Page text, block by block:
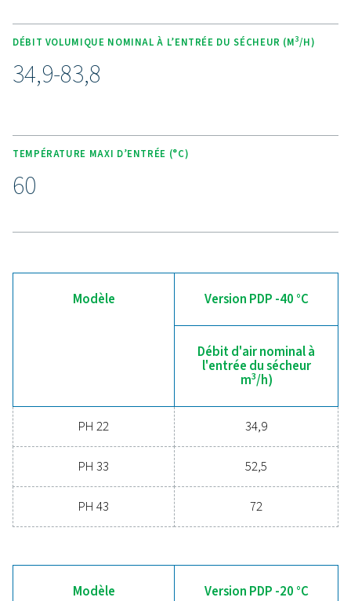
remplacement aisé des sacs. Le kit de montage mural
garantit une installation flexible.
Découvrez les avantages
supérieur ? Investir dans un sécheur de qualité
air propre et sec qui protège votre équipement,
et les économies d’énergie, un sécheur hautes
performances peut considérablement améliorer
opérations. Contactez-nous dès aujourd’hui et
comment la mise à niveau de votre solution de
l’air peut profiter à votre entreprise.
Contactez nos experts en traitement de
dès aujourd'hui
Caractéristiques